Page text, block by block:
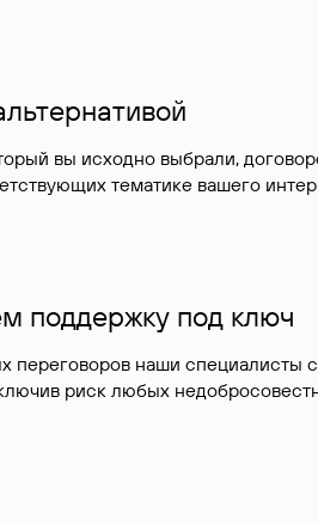
вы исходно выбрали,
тематике вашего
поддержку под ключ
переговоров наши специалисты
риск любых